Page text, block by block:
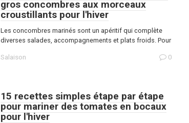
gros concombres aux morceaux
croustillants pour l'hiver
Les concombres marinés sont un apéritif qui complète
diverses salades, accompagnements et plats froids. Pour
Salaison 0
15 recettes simples étape par étape
pour mariner des tomates en bocaux
pour l'hiver